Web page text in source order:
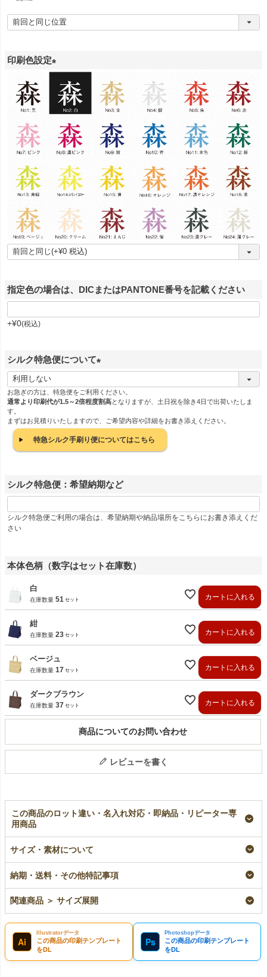
印刷色設定
必
須
指定色の場合は、DICまたはPANTONE番号を記載ください
+¥0 税込
シルク特急便について
必
須
)
お急ぎの方は、特急便をご利用ください。
通常より印刷代が1.5～2倍程度割高となりますが、土日祝を除き4日で出荷いたしま
す。
まずはお見積りいたしますので、ご希望内容や詳細をお書き添えください。
特急シルク手刷り便についてはこちら
シルク特急便：希望納期など
シルク特急便ご利用の場合は、希望納期や納品場所をこちらにお書き添えくだ
さい
本体色柄（数字はセット在庫数）
白
在庫数量 51 カートに入れる
紺
在庫数量 23 カートに入れる
ベージュ
在庫数量 17 カートに入れる
ダークブラウン
在庫数量 37 カートに入れる
商品についてのお問い合わせ
レビューを書く
この商品のロット違い・名入れ対応・即納品・リピーター専
用商品
【名入れ大ロット】不
織布保冷バッグ ベー
専用）
大ロット名入れ
¥31,350 税込
【名入れ／リピーター
リピーター専用名入れ
¥32,450税込
【小ロット】不織布保
冷バッグ ベーシッ
サイズ・素材について
納期・送料・その他特記事項
関連商品 ＞ サイズ展開
Ai
Illustratorデータ
この商品の印刷テンプレート
をDL
Ps
Photoshopデータ
この商品の印刷テンプレート
をDL